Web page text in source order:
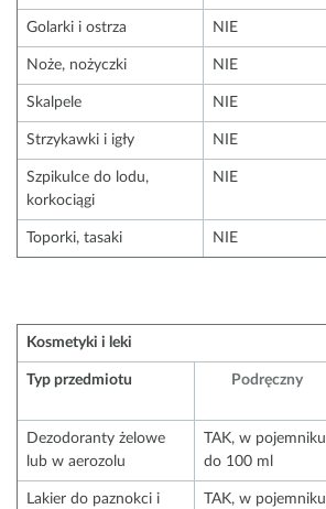
Golarki i ostrza NIE
Noże, nożyczki NIE
Skalpele NIE
Strzykawki i igły NIE
Szpikulce do lodu,
korkociągi
NIE
Toporki, tasaki NIE
Kosmetyki i leki
Typ przedmiotu Podręczny
Dezodoranty żelowe
lub w aerozolu
TAK, w pojemniku
do 100 ml
Lakier do paznokci i
TAK, w pojemniku